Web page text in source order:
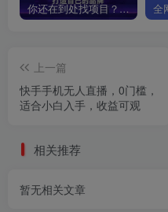
你还在到处找项目？还在当韭菜？我靠卖项目一个月收入5万+，曾经我也是个失败者。
上一篇
快手手机无人直播，0门槛，
适合小白入手，收益可观
相关推荐
暂无相关文章